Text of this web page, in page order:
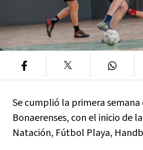
Se cumplió la primera semana
Bonaerenses, con el inicio de
Natación, Fútbol Playa,